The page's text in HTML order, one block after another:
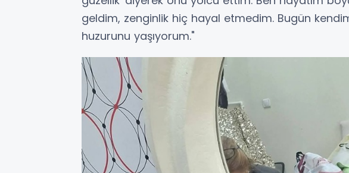
geldim, zenginlik hiç hayal etmedim. Bugün
huzurunu yaşıyorum."